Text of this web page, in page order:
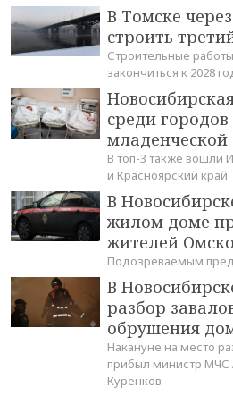
В Томске
строить
Строительные
закончиться к 2028
среди
младенческой
В топ-3 также вошли
и Красноярский край
В
жилом доме
жителей
Подозреваемым
В
разбор
обрушения
Накануне на место
прибыл министр МЧС
Куренков